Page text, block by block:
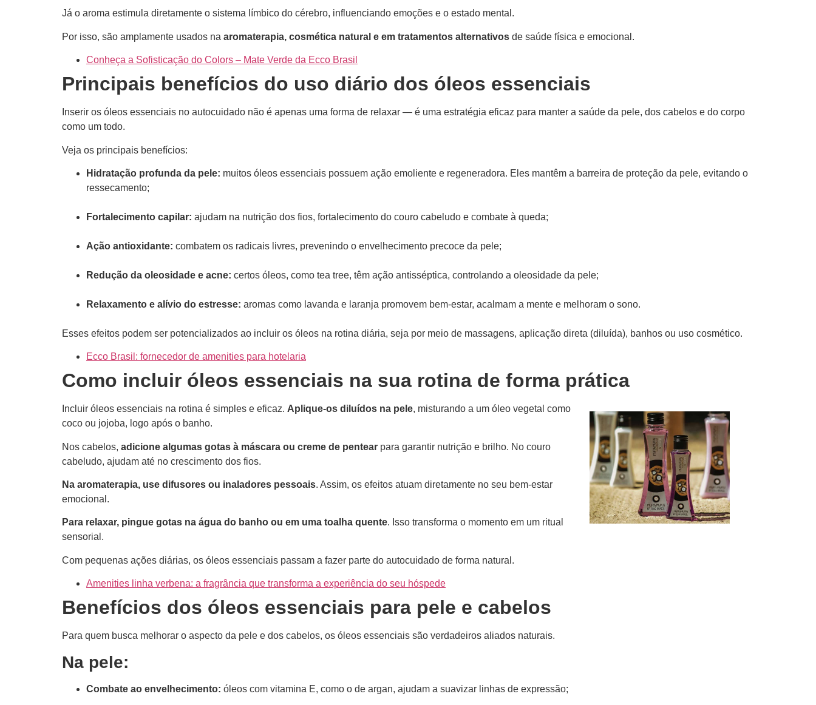
Já o aroma estimula diretamente o sistema límbico do cérebro, influenciando emoções e o estado mental.
Por isso, são amplamente usados na aromaterapia, cosmética natural e em tratamentos alternativos de saúde física e emocional.
Conheça a Sofisticação do Colors – Mate Verde da Ecco Brasil
Principais benefícios do uso diário dos óleos essenciais
Inserir os óleos essenciais no autocuidado não é apenas uma forma de relaxar — é uma estratégia eficaz para manter a saúde da pele, dos cabelos e do corpo
como um todo.
Veja os principais benefícios:
Hidratação profunda da pele: muitos óleos essenciais possuem ação emoliente e regeneradora. Eles mantêm a barreira de proteção da pele, evitando o
ressecamento;
Fortalecimento capilar: ajudam na nutrição dos fios, fortalecimento do couro cabeludo e combate à queda;
Ação antioxidante: combatem os radicais livres, prevenindo o envelhecimento precoce da pele;
Redução da oleosidade e acne: certos óleos, como tea tree, têm ação antisséptica, controlando a oleosidade da pele;
Relaxamento e alívio do estresse: aromas como lavanda e laranja promovem bem-estar, acalmam a mente e melhoram o sono.
Esses efeitos podem ser potencializados ao incluir os óleos na rotina diária, seja por meio de massagens, aplicação direta (diluída), banhos ou uso cosmético.
Ecco Brasil: fornecedor de amenities para hotelaria
Como incluir óleos essenciais na sua rotina de forma prática
Incluir óleos essenciais na rotina é simples e eficaz. Aplique-os diluídos na pele, misturando a um óleo vegetal como
coco ou jojoba, logo após o banho.
Nos cabelos, adicione algumas gotas à máscara ou creme de pentear para garantir nutrição e brilho. No couro
cabeludo, ajudam até no crescimento dos fios.
Na aromaterapia, use difusores ou inaladores pessoais. Assim, os efeitos atuam diretamente no seu bem-estar
emocional.
Para relaxar, pingue gotas na água do banho ou em uma toalha quente. Isso transforma o momento em um ritual
sensorial.
Com pequenas ações diárias, os óleos essenciais passam a fazer parte do autocuidado de forma natural.
Amenities linha verbena: a fragrância que transforma a experiência do seu hóspede
Benefícios dos óleos essenciais para pele e cabelos
Para quem busca melhorar o aspecto da pele e dos cabelos, os óleos essenciais são verdadeiros aliados naturais.
Na pele:
Combate ao envelhecimento: óleos com vitamina E, como o de argan, ajudam a suavizar linhas de expressão;